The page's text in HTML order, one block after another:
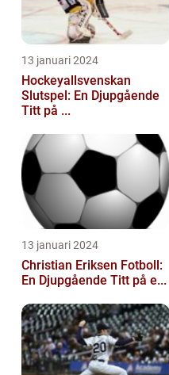
13 januari 2024
Hockeyallsvenskan
Slutspel: En Djupgående
Titt på ...
13 januari 2024
Christian Eriksen Fotboll:
En Djupgående Titt på e...